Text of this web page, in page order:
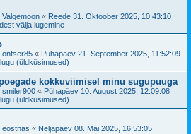
Valgemoon « Reede 31. Oktoober 2025, 10:43:10
välja lugemine
ontser85 « Pühapäev 21. September 2025, 11:52:09
(üldküsimused)
kokkuviimisel minu sugupuuga
smiler900 « Pühapäev 10. August 2025, 12:09:08
(üldküsimused)
eostnas « Neljapäev 08. Mai 2025, 16:53:05